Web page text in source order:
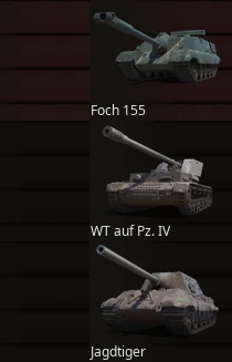
Foch 155
WT auf Pz. IV
Jagdtiger